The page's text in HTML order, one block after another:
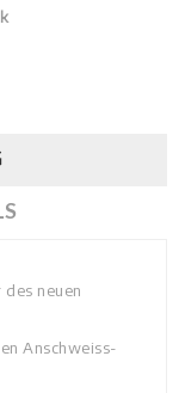
neuen
Anschweiss-